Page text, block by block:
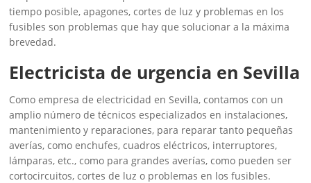
tiempo posible, apagones, cortes de luz y problemas en los
fusibles son problemas que hay que solucionar a la máxima
brevedad.
Electricista de urgencia en Sevilla
Como empresa de electricidad en Sevilla, contamos con un
amplio número de técnicos especializados en instalaciones,
mantenimiento y reparaciones, para reparar tanto pequeñas
averías, como enchufes, cuadros eléctricos, interruptores,
lámparas, etc., como para grandes averías, como pueden ser
cortocircuitos, cortes de luz o problemas en los fusibles.